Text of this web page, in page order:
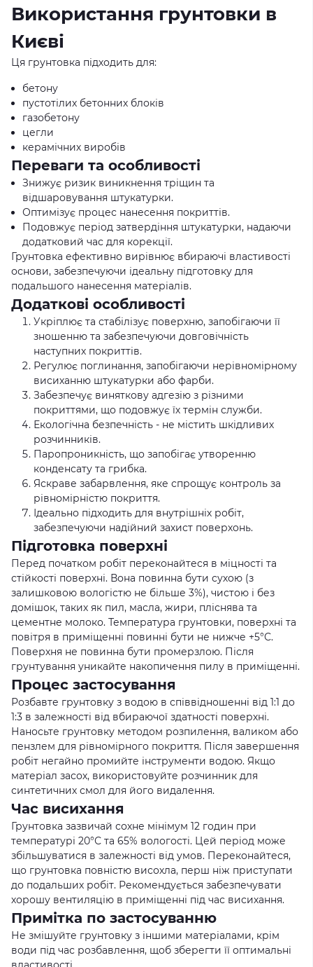
Використання грунтовки в
Києві
Ця грунтовка підходить для:
бетону
пустотілих бетонних блоків
газобетону
цегли
керамічних виробів
Переваги та особливості
Знижує ризик виникнення тріщин та
відшаровування штукатурки.
Оптимізує процес нанесення покриттів.
Подовжує період затвердіння штукатурки, надаючи
додатковий час для корекції.
Грунтовка ефективно вирівнює вбираючі властивості
основи, забезпечуючи ідеальну підготовку для
подальшого нанесення матеріалів.
Додаткові особливості
Укріплює та стабілізує поверхню, запобігаючи її
зношенню та забезпечуючи довговічність
наступних покриттів.
Регулює поглинання, запобігаючи нерівномірному
висиханню штукатурки або фарби.
Забезпечує виняткову адгезію з різними
покриттями, що подовжує їх термін служби.
Екологічна безпечність - не містить шкідливих
розчинників.
Паропроникність, що запобігає утворенню
конденсату та грибка.
Яскраве забарвлення, яке спрощує контроль за
рівномірністю покриття.
Ідеально підходить для внутрішніх робіт,
забезпечуючи надійний захист поверхонь.
Підготовка поверхні
Перед початком робіт переконайтеся в міцності та
стійкості поверхні. Вона повинна бути сухою (з
залишковою вологістю не більше 3%), чистою і без
домішок, таких як пил, масла, жири, пліснява та
цементне молоко. Температура грунтовки, поверхні та
повітря в приміщенні повинні бути не нижче +5°С.
Поверхня не повинна бути промерзлою. Після
грунтування уникайте накопичення пилу в приміщенні.
Процес застосування
Розбавте грунтовку з водою в співвідношенні від 1:1 до
1:3 в залежності від вбираючої здатності поверхні.
Наносьте грунтовку методом розпилення, валиком або
пензлем для рівномірного покриття. Після завершення
робіт негайно промийте інструменти водою. Якщо
матеріал засох, використовуйте розчинник для
синтетичних смол для його видалення.
Час висихання
Грунтовка зазвичай сохне мінімум 12 годин при
температурі 20°С та 65% вологості. Цей період може
збільшуватися в залежності від умов. Переконайтеся,
що грунтовка повністю висохла, перш ніж приступати
до подальших робіт. Рекомендується забезпечувати
хорошу вентиляцію в приміщенні під час висихання.
Примітка по застосуванню
Не змішуйте грунтовку з іншими матеріалами, крім
води під час розбавлення, щоб зберегти її оптимальні